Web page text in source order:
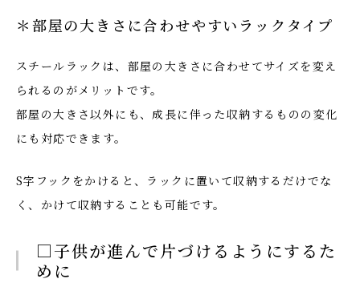
＊部屋の大きさに合わせやすいラックタイプ
スチールラックは、部屋の大きさに合わせてサイズを変え
られるのがメリットです。
部屋の大きさ以外にも、成長に伴った収納するものの変化
にも対応できます。
S字フックをかけると、ラックに置いて収納するだけでな
く、かけて収納することも可能です。
□子供が進んで片づけるようにするた
めに